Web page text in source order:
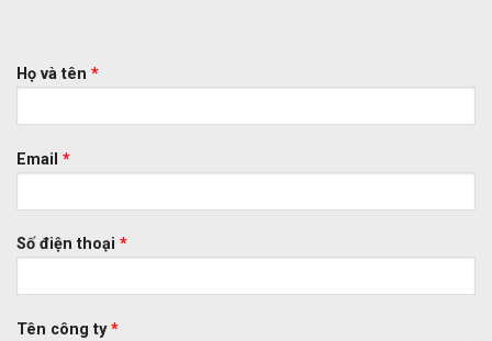
Họ và tên *
Email *
Số điện thoại *
Tên công ty*